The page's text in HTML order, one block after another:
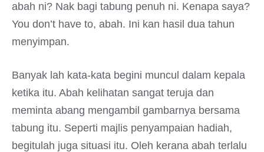
abah ni? Nak bagi tabung penuh ni. Kenapa saya?
You don’t have to, abah. Ini kan hasil dua tahun
menyimpan.
Banyak lah kata-kata begini muncul dalam kepala
ketika itu. Abah kelihatan sangat teruja dan
meminta abang mengambil gambarnya bersama
tabung itu. Seperti majlis penyampaian hadiah,
begitulah juga situasi itu. Oleh kerana abah terlalu